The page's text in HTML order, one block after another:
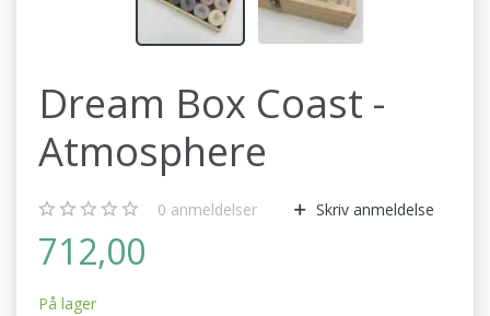
Dream Box Coast -
Atmosphere
0 anmeldelser Skriv anmeldelse
712,00
På lager